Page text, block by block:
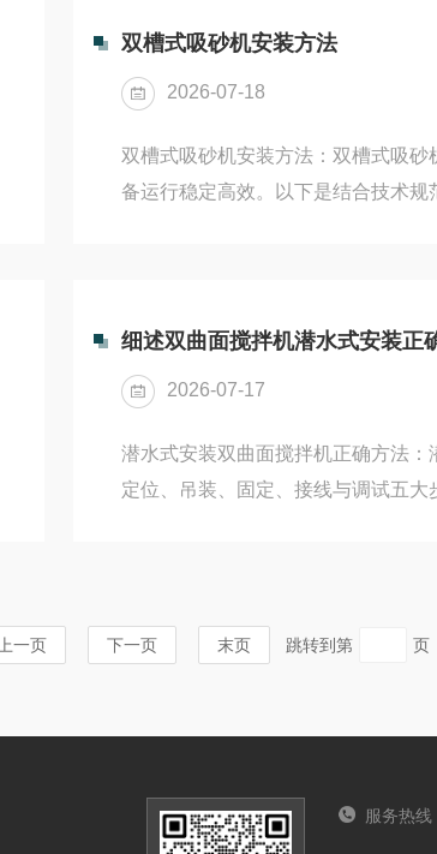
通过安装在桁车上的无堵塞潜污泵直
浓度、大流量工况；‌虹吸式‌：利用
但...
双槽式吸砂机安装方法
2026-07-18
双槽式吸砂机安装方法：‌双槽式吸
备运行稳定高效‌。以下是结合技术
位‌吊装就位‌将双槽桥式吸砂机整体吊
走轮准确落在钢轨上。‌找平校正‌以基
细述双曲面搅拌机潜水式安装正
2026-07-17
潜水式安装双曲面搅拌机正确方法
定位、吊装、固定、接线与调试五
物、无尖锐凸出物；支撑架或预埋件
倍‌；电源为‌380V三相五线制‌，控制
上一页 下一页 末页 跳转到第 页
服务热线